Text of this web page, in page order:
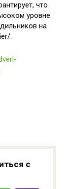
что
уровне.
на
.
с